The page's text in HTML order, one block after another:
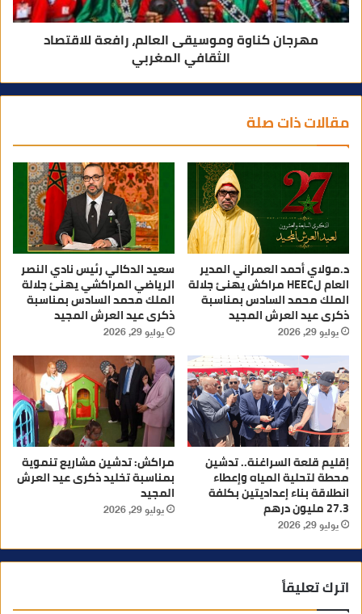
مهرجان كناوة وموسيقى العالم، رافعة للاقتصاد
الثقافي المغربي
مقالات ذات صلة
د.مولاي أحمد العمراني المدير
العام لHEEC مراكش يهنئ جلالة
الملك محمد السادس بمناسبة
ذكرى عيد العرش المجيد
يوليو 29, 2026
سعيد الدكالي رئيس نادي النصر
الرياضي المراكشي يهنئ جلالة
الملك محمد السادس بمناسبة
ذكرى عيد العرش المجيد
يوليو 29, 2026
إقليم قلعة السراغنة.. تدشين
محطة لتحلية المياه وإعطاء
انطلاقة بناء إعداديتين بكلفة
27.3 مليون درهم
يوليو 29, 2026
مراكش: تدشين مشاريع تنموية
بمناسبة تخليد ذكرى عيد العرش
المجيد
يوليو 29, 2026
اترك تعليقاً